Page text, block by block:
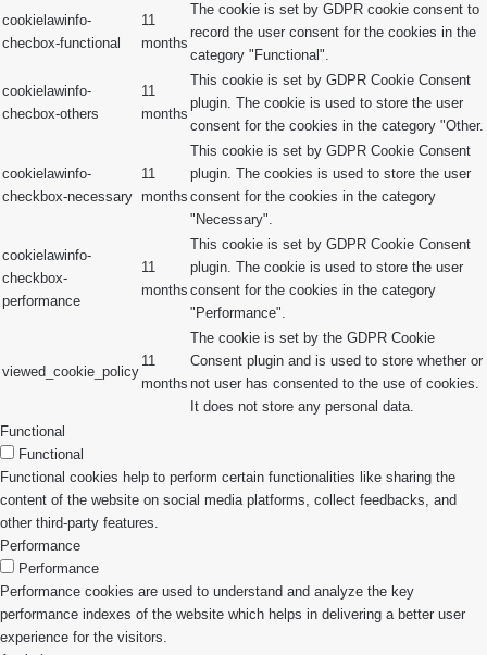
cookielawinfo-
checbox-functional
11
months
The cookie is set by GDPR cookie consent to
record the user consent for the cookies in the
category "Functional".
cookielawinfo-
checbox-others
11
months
This cookie is set by GDPR Cookie Consent
plugin. The cookie is used to store the user
consent for the cookies in the category "Other.
cookielawinfo-
checkbox-necessary
11
months
This cookie is set by GDPR Cookie Consent
plugin. The cookies is used to store the user
consent for the cookies in the category
"Necessary".
cookielawinfo-
checkbox-
performance
11
months
This cookie is set by GDPR Cookie Consent
plugin. The cookie is used to store the user
consent for the cookies in the category
"Performance".
viewed_cookie_policy
11
months
The cookie is set by the GDPR Cookie
Consent plugin and is used to store whether or
not user has consented to the use of cookies.
It does not store any personal data.
Functional
Functional
Functional cookies help to perform certain functionalities like sharing the
content of the website on social media platforms, collect feedbacks, and
other third-party features.
Performance
Performance
Performance cookies are used to understand and analyze the key
performance indexes of the website which helps in delivering a better user
experience for the visitors.